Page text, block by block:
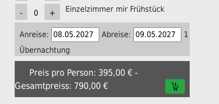
Einzelzimmer mir Frühstück
Anreise: Abreise:
1
Übernachtung
Preis pro Person: 395,00 € -
Gesamtpreiss: 790,00 €